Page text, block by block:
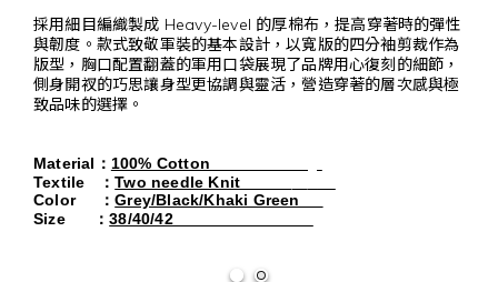
採用細目編織製成 Heavy-level 的厚棉布，提高穿著時的彈性
與韌度。款式致敬軍裝的基本設計，以寬版的四分袖剪裁作為
版型，胸口配置翻蓋的軍用口袋展現了品牌用心復刻的細節，
側身開衩的巧思讓身型更協調與靈活，營造穿著的層次感與極
致品味的選擇。
Material ： 100% Cotton
Textile
：Two needle Knit
Color
：Grey/Black/Khaki Green
Size
：38/40/42